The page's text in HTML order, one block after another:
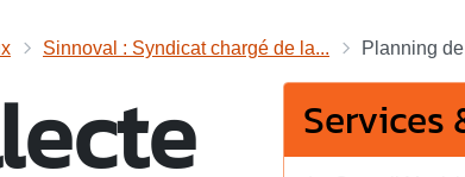
Sinnoval : Syndicat chargé de la... Planning
Services